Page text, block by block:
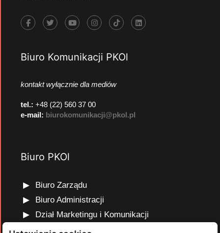
Biuro Komunikacji PKOl
kontakt wyłącznie dla mediów
tel.: +48 (22) 560 37 00
e-mail: biurokomunikacji@pkol.pl
Biuro PKOl
Biuro Zarządu
Biuro Administracji
Dział Marketingu i Komunikacji
Dział Edukacji Olimpijskiej